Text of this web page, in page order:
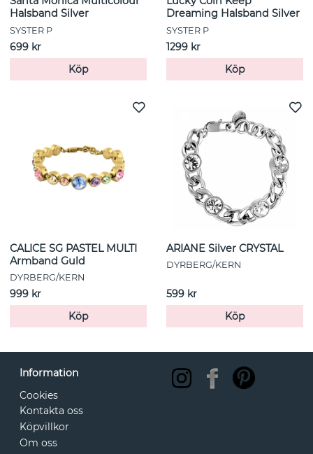
Halsband Silver
SYSTER P
699 kr
Köp
Dreaming Halsband Silver
SYSTER P
1299 kr
Köp
CALICE SG PASTEL MULTI
Armband Guld
DYRBERG/KERN
999 kr
Köp
ARIANE Silver CRYSTAL
DYRBERG/KERN
599 kr
Köp
Information
Cookies
Kontakta oss
Köpvillkor
Om oss